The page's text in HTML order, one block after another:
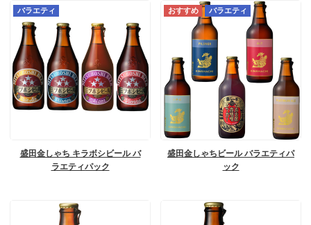
バラエティ
盛田金しゃち キラボシビール バ
ラエティパック
バラエティ
盛田金しゃちビール バラエティパ
ック